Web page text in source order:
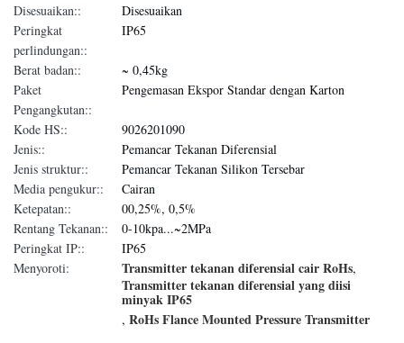
Disesuaikan::
Disesuaikan
Peringkat
perlindungan::
IP65
Berat badan::
~ 0,45kg
Paket
Pengangkutan::
Pengemasan Ekspor Standar dengan Karton
Kode HS::
9026201090
Jenis::
Pemancar Tekanan Diferensial
Jenis struktur::
Pemancar Tekanan Silikon Tersebar
Media pengukur::
Cairan
Ketepatan::
00,25%, 0,5%
Rentang Tekanan::
0-10kpa...~2MPa
Peringkat IP::
IP65
Menyoroti:
Transmitter tekanan diferensial cair RoHs,
Transmitter tekanan diferensial yang diisi
minyak IP65
, RoHs Flance Mounted Pressure Transmitter